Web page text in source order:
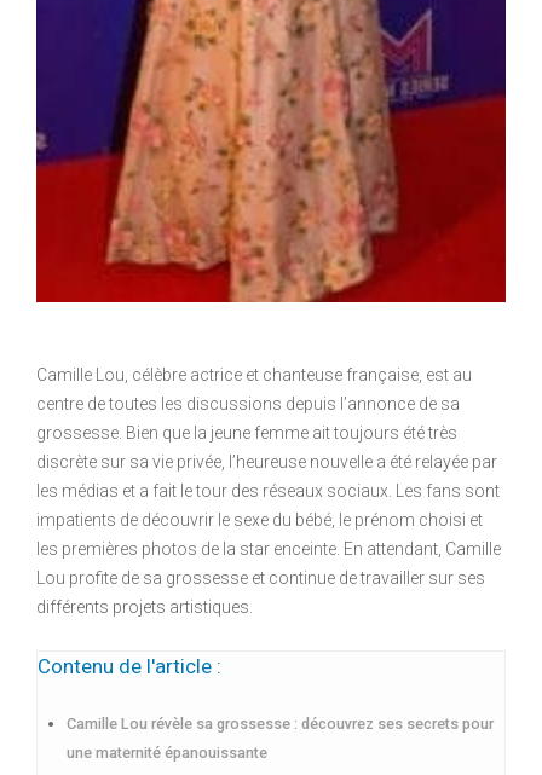
Camille Lou, célèbre actrice et chanteuse française, est au
centre de toutes les discussions depuis l’annonce de sa
grossesse. Bien que la jeune femme ait toujours été très
discrète sur sa vie privée, l’heureuse nouvelle a été relayée par
les médias et a fait le tour des réseaux sociaux. Les fans sont
impatients de découvrir le sexe du bébé, le prénom choisi et
les premières photos de la star enceinte. En attendant, Camille
Lou profite de sa grossesse et continue de travailler sur ses
différents projets artistiques.
Contenu de l'article :
Camille Lou révèle sa grossesse : découvrez ses secrets pour
une maternité épanouissante